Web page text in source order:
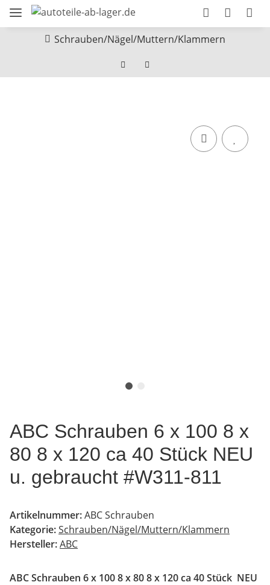
Schrauben/Nägel/Muttern/Klammern
ABC Schrauben 6 x 100 8 x
80 8 x 120 ca 40 Stück NEU
u. gebraucht #W311-811
Artikelnummer:ABC Schrauben
Kategorie:Schrauben/Nägel/Muttern/Klammern
Hersteller:ABC
ABC Schrauben 6 x 100 8 x 80 8 x 120 ca 40 Stück NEU